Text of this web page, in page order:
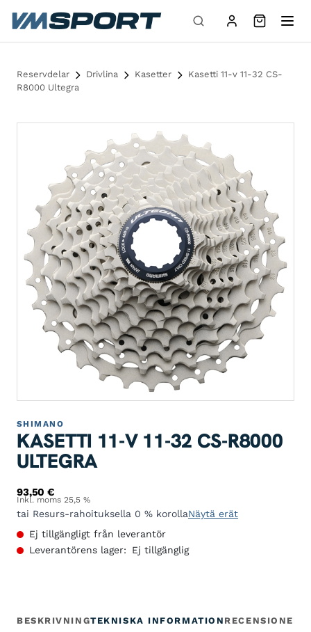
Hoppa till innehåll
Reservdelar Drivlina Kasetter
Kasetti 11-v 11-32 CS-
R8000 Ultegra
SHIMANO
KASETTI 11-V 11-32 CS-R8000
ULTEGRA
93,50€
Inkl. moms 25,5 %
tai Resurs-rahoituksella 0 % korollaNäytä erät
Ej tillgängligt från leverantör
Leverantörens lager:
Ej tillgänglig
BESKRIVNINGTEKNISKA INFORMATION RECENSIONER